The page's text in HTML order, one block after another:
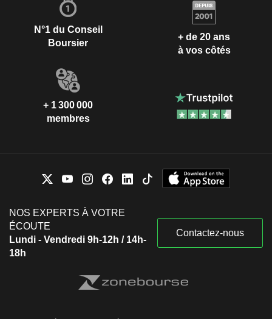
N°1 du Conseil
Boursier
+ de 20 ans
à vos côtés
+ 1 300 000
membres
NOS EXPERTS À VOTRE
ÉCOUTE
Lundi - Vendredi 9h-12h / 14h-
18h
Contactez-nous